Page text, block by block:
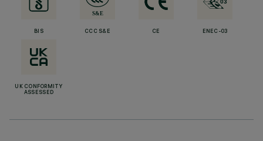
BIS CCC S&E CE ENEC-03
UK CONFORMITY
ASSESSED